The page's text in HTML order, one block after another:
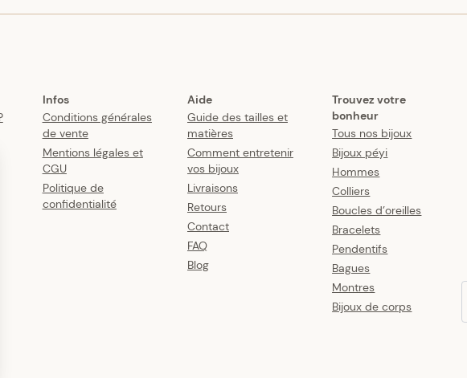
Infos
Conditions générales
de vente
Mentions légales et
CGU
Politique de
confidentialité
Aide
Guide des tailles et
matières
Comment entretenir
vos bijoux
Livraisons
Retours
Contact
FAQ
Blog
Trouvez votre
bonheur
Tous nos bijoux
Bijoux péyi
Hommes
Colliers
Boucles d’oreilles
Bracelets
Pendentifs
Bagues
Montres
Bijoux de corps